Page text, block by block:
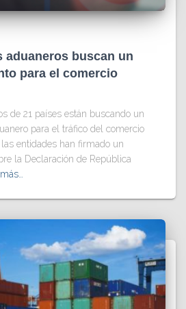
aduaneros buscan un
para el comercio
de 21 países están buscando un
para el tráfico del comercio
entidades han firmado un
la Declaración de República